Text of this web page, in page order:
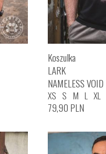
Koszulka
LARK
NAMELESS VOID
XS S M L XL
79,90 PLN